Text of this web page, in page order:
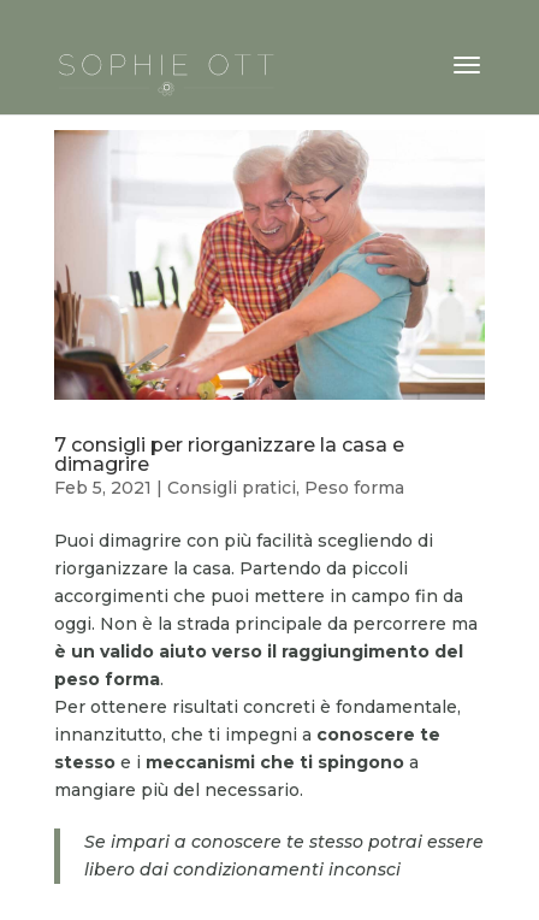
7 consigli per riorganizzare la casa e
dimagrire
Feb 5, 2021 | Consigli pratici, Peso forma
Puoi dimagrire con più facilità scegliendo di
riorganizzare la casa. Partendo da piccoli
accorgimenti che puoi mettere in campo fin da
oggi. Non è la strada principale da percorrere ma
è un valido aiuto verso il raggiungimento del
peso forma.
Per ottenere risultati concreti è fondamentale,
innanzitutto, che ti impegni a conoscere te
stesso e i meccanismi che ti spingono a
mangiare più del necessario.
Se impari a conoscere te stesso potrai essere
libero dai condizionamenti inconsci